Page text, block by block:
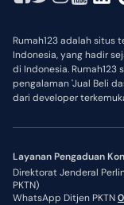
Rumah123 adalah situs
Indonesia, yang hadir
di Indonesia.
pengalaman 'Jual Beli
dari developer
Layanan Pengaduan
Direktorat Jenderal
PKTN)
WhatsApp Ditjen PKTN